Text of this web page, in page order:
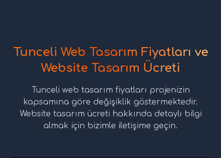
Tunceli Web Tasarım Fiyatları ve
Website Tasarım Ücreti
Tunceli web tasarım fiyatları projenizin
kapsamına göre değişiklik göstermektedir.
Website tasarım ücreti hakkında detaylı bilgi
almak için bizimle iletişime geçin.